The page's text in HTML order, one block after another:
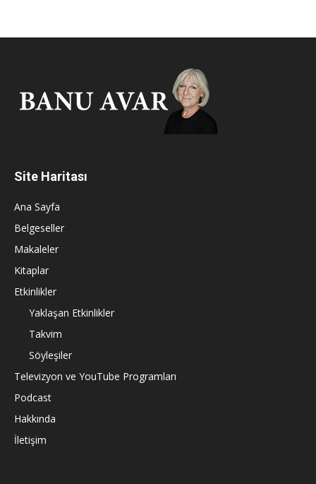
Site Haritası
Ana Sayfa
Belgeseller
Makaleler
Kitaplar
Etkinlikler
Yaklaşan Etkinlikler
Takvim
Söyleşiler
Televizyon ve YouTube Programları
Podcast
Hakkında
İletişim